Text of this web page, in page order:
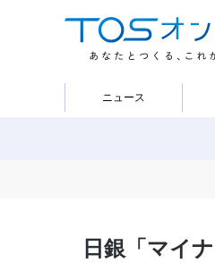
ニュース
日銀「マイ